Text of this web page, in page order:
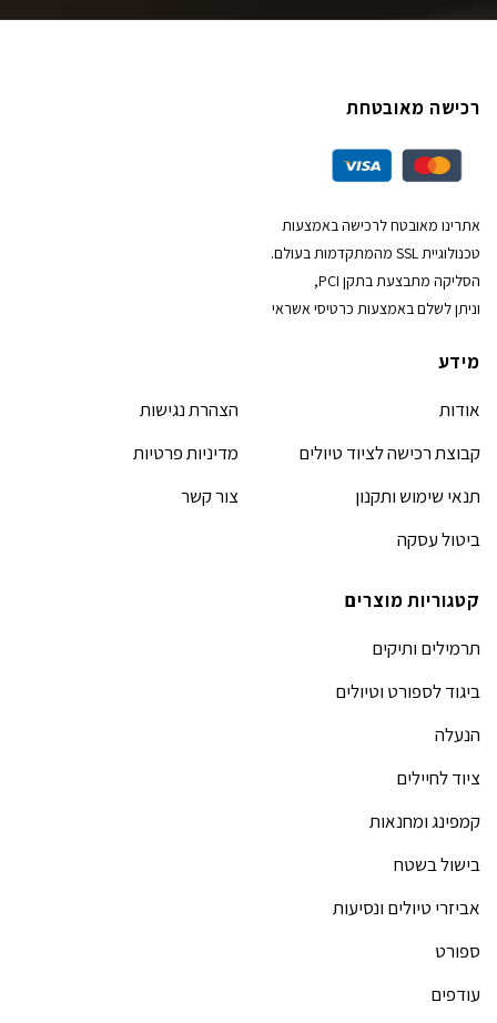
רכישה מאובטחת
אתרינו מאובטח לרכישה באמצעות
טכנולוגיית SSL מהמתקדמות בעולם.
הסליקה מתבצעת בתקן PCI,
וניתן לשלם באמצעות כרטיסי אשראי
מידע
אודות
קבוצת רכישה לציוד טיולים
תנאי שימוש ותקנון
ביטול עסקה
הצהרת נגישות
מדיניות פרטיות
צור קשר
קטגוריות מוצרים
תרמילים ותיקים
ביגוד לספורט וטיולים
הנעלה
ציוד לחיילים
קמפינג ומחנאות
בישול בשטח
אביזרי טיולים ונסיעות
ספורט
עודפים